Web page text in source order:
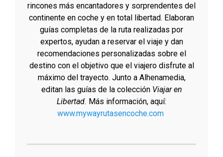
rincones más encantadores y sorprendentes del
continente en coche y en total libertad. Elaboran
guías completas de la ruta realizadas por
expertos, ayudan a reservar el viaje y dan
recomendaciones personalizadas sobre el
destino con el objetivo que el viajero disfrute al
máximo del trayecto. Junto a Alhenamedia,
editan las guías de la colección Viajar en
Libertad. Más información, aquí:
www.mywayrutasencoche.com